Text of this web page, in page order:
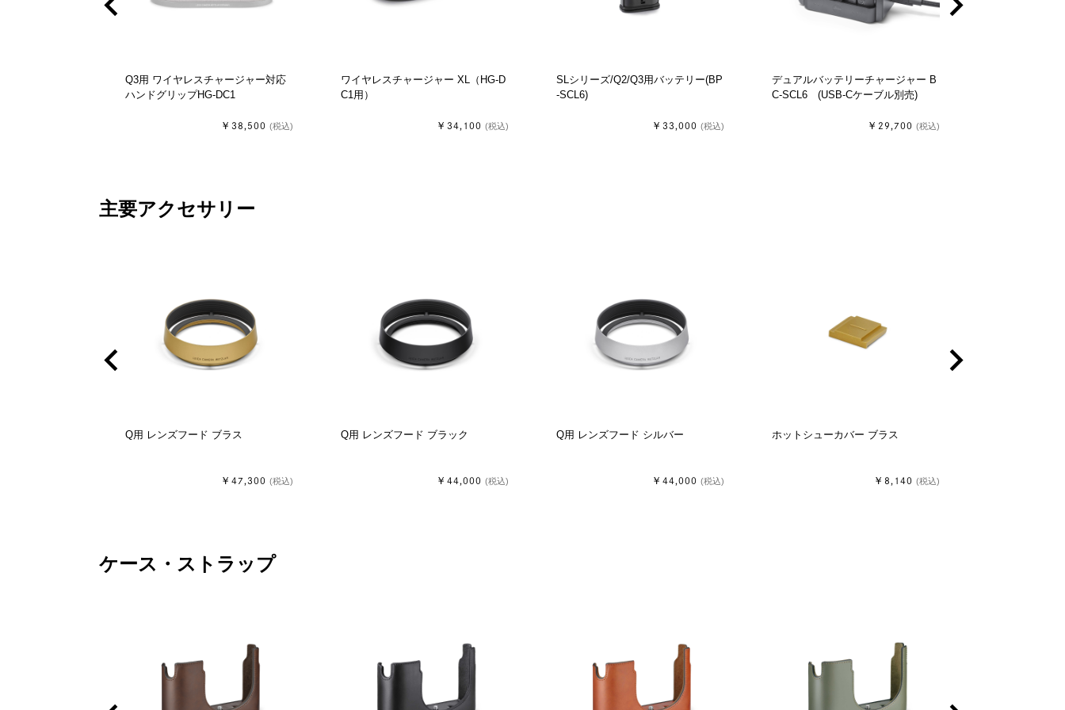
Q3用 ワイヤレスチャージャー対応
ハンドグリップHG-DC1
￥38,500 (税込)
ワイヤレスチャージャー XL（HG-D
C1用）
￥34,100 (税込)
SLシリーズ/Q2/Q3用バッテリー(BP
-SCL6)
￥33,000 (税込)
デュアルバッテリーチャージャー B
C-SCL6 (USB-Cケーブル別売)
￥29,700 (税込)
主要アクセサリー
Q用 レンズフード ブラス
￥47,300 (税込)
Q用 レンズフード ブラック
￥44,000 (税込)
Q用 レンズフード シルバー
￥44,000 (税込)
ホットシューカバー ブラス
￥8,140 (税込)
chevron_left chevron_right
ケース・ストラップ